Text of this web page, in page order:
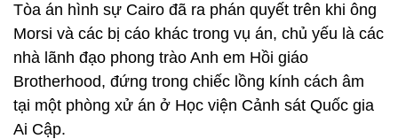
Tòa án hình sự Cairo đã ra phán quyết trên khi ông
Morsi và các bị cáo khác trong vụ án, chủ yếu là các
nhà lãnh đạo phong trào Anh em Hồi giáo
Brotherhood, đứng trong chiếc lồng kính cách âm
tại một phòng xử án ở Học viện Cảnh sát Quốc gia
Ai Cập.